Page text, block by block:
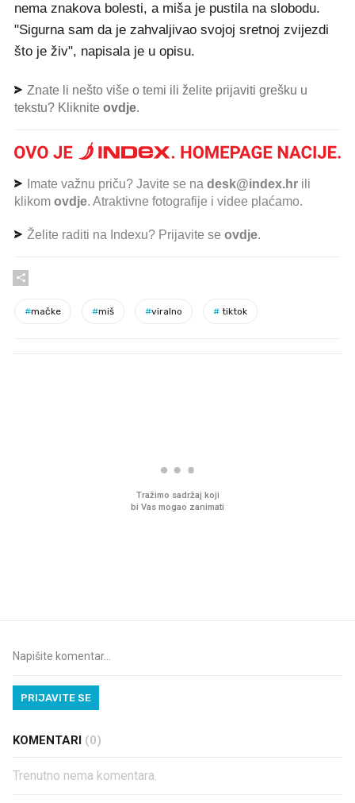
nema znakova bolesti, a miša je pustila na slobodu.
"Sigurna sam da je zahvaljivao svojoj sretnoj zvijezdi
što je živ", napisala je u opisu.
Znate li nešto više o temi ili želite prijaviti grešku u
tekstu? Kliknite ovdje.
Imate važnu priču? Javite se na desk@index.hr ili
klikom ovdje. Atraktivne fotografije i videe plaćamo.
Želite raditi na Indexu? Prijavite se ovdje.
#mačke #miš #viralno # tiktok
PRIJAVITE SE
KOMENTARI (0)
Trenutno nema komentara.